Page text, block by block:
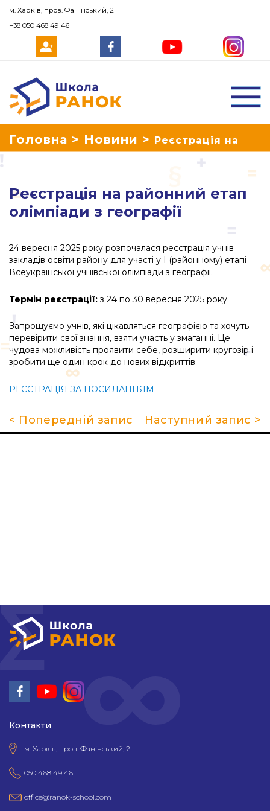
Школа Ранок
Головна > Новини > Реєстрація на
Реєстрація на районний етап
олімпіади з географії
24 вересня 2025 року розпочалася реєстрація учнів
закладів освіти району для участі у І (районному) етапі
Всеукраїнської учнівської олімпіади з географії.
Термін реєстрації: з 24 по 30 вересня 2025 року.
Запрошуємо учнів, які цікавляться географією та хочуть
перевірити свої знання, взяти участь у змаганні. Це
чудова можливість проявити себе, розширити кругозір і
зробити ще один крок до нових відкриттів.
РЕЄСТРАЦІЯ ЗА ПОСИЛАННЯМ
< Попередній запис Наступний запис >
Контакти
м. Харків, пров. Фанінський, 2
050 468 49 46
office@ranok-school.com
м. Харків, пров. Фанінський, 2
+38 050 468 49 46